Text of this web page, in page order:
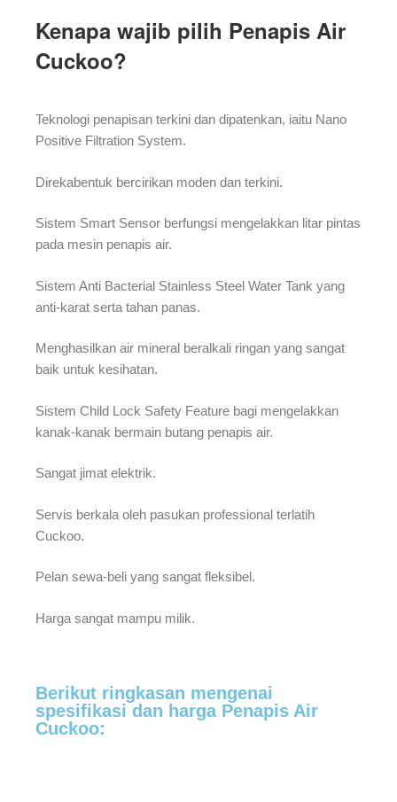
Kenapa wajib pilih Penapis Air
Cuckoo?
Teknologi penapisan terkini dan dipatenkan, iaitu Nano
Positive Filtration System.
Direkabentuk bercirikan moden dan terkini.
Sistem Smart Sensor berfungsi mengelakkan litar pintas
pada mesin penapis air.
Sistem Anti Bacterial Stainless Steel Water Tank yang
anti-karat serta tahan panas.
Menghasilkan air mineral beralkali ringan yang sangat
baik untuk kesihatan.
Sistem Child Lock Safety Feature bagi mengelakkan
kanak-kanak bermain butang penapis air.
Sangat jimat elektrik.
Servis berkala oleh pasukan professional terlatih
Cuckoo.
Pelan sewa-beli yang sangat fleksibel.
Harga sangat mampu milik.
Berikut ringkasan mengenai
spesifikasi dan harga Penapis Air
Cuckoo: